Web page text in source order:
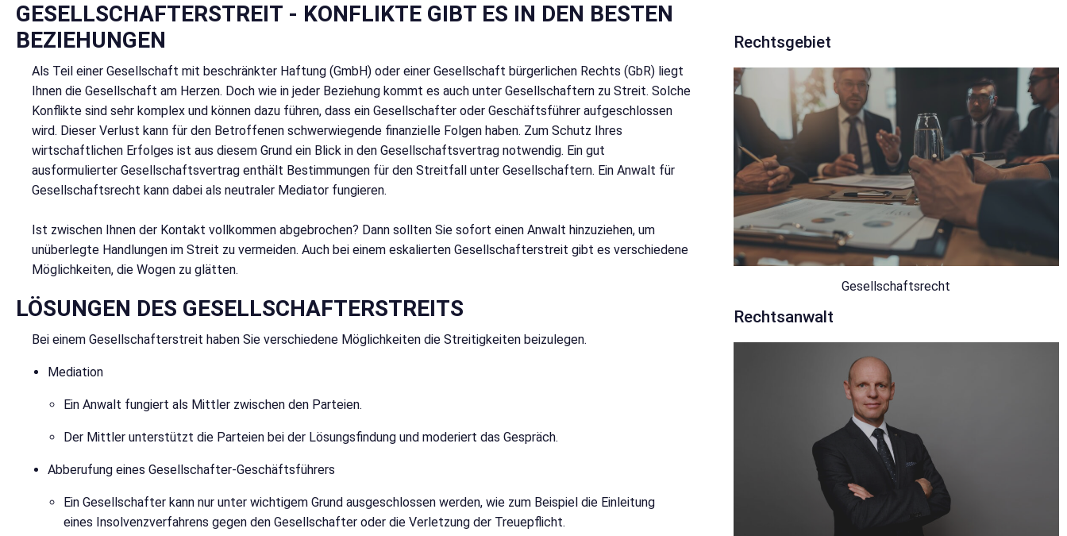
GESELLSCHAFTERSTREIT - KONFLIKTE GIBT ES IN DEN BESTEN
BEZIEHUNGEN
Als Teil einer Gesellschaft mit beschränkter Haftung (GmbH) oder einer Gesellschaft bürgerlichen Rechts (GbR) liegt
Ihnen die Gesellschaft am Herzen. Doch wie in jeder Beziehung kommt es auch unter Gesellschaftern zu Streit. Solche
Konflikte sind sehr komplex und können dazu führen, dass ein Gesellschafter oder Geschäftsführer aufgeschlossen
wird. Dieser Verlust kann für den Betroffenen schwerwiegende finanzielle Folgen haben. Zum Schutz Ihres
wirtschaftlichen Erfolges ist aus diesem Grund ein Blick in den Gesellschaftsvertrag notwendig. Ein gut
ausformulierter Gesellschaftsvertrag enthält Bestimmungen für den Streitfall unter Gesellschaftern. Ein Anwalt für
Gesellschaftsrecht kann dabei als neutraler Mediator fungieren.
Ist zwischen Ihnen der Kontakt vollkommen abgebrochen? Dann sollten Sie sofort einen Anwalt hinzuziehen, um
unüberlegte Handlungen im Streit zu vermeiden. Auch bei einem eskalierten Gesellschafterstreit gibt es verschiedene
Möglichkeiten, die Wogen zu glätten.
LÖSUNGEN DES GESELLSCHAFTERSTREITS
Bei einem Gesellschafterstreit haben Sie verschiedene Möglichkeiten die Streitigkeiten beizulegen.
Mediation
Ein Anwalt fungiert als Mittler zwischen den Parteien.
Der Mittler unterstützt die Parteien bei der Lösungsfindung und moderiert das Gespräch.
Abberufung eines Gesellschafter-Geschäftsführers
Ein Gesellschafter kann nur unter wichtigem Grund ausgeschlossen werden, wie zum Beispiel die Einleitung
eines Insolvenzverfahrens gegen den Gesellschafter oder die Verletzung der Treuepflicht.
Rechtsgebiet
Gesellschaftsrecht
Rechtsanwalt